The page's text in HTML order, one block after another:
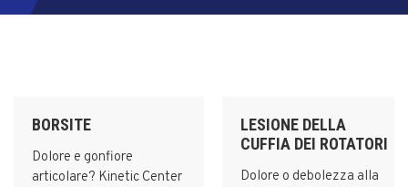
BORSITE
Dolore e gonfiore
articolare? Kinetic Center
LESIONE DELLA
CUFFIA DEI ROTATORI
Dolore o debolezza alla